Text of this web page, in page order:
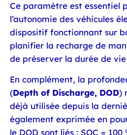
Ce paramètre est essentiel
l’autonomie des véhicules
dispositif fonctionnant sur
planifier la recharge de
de préserver la durée de
En complément, la
(Depth of Discharge, DOD)
déjà utilisée depuis la
également exprimée en
le DOD sont liés : SOC = 100